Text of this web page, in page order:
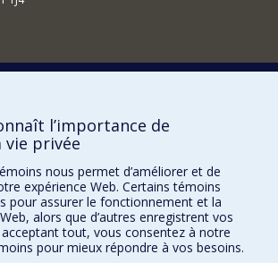
Plan du site
Accessibilité
l’importance de
vie privée
nous permet d’améliorer et de
expérience Web. Certains témoins
pour assurer le fonctionnement et la
alors que d’autres enregistrent vos
tout, vous consentez à notre
pour mieux répondre à vos besoins.